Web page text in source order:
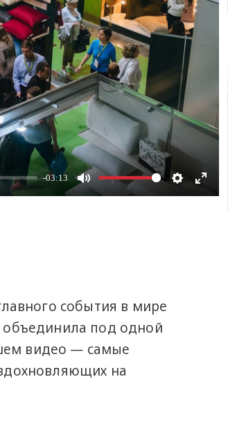
события в мире
объединила под одной
видео — самые
на